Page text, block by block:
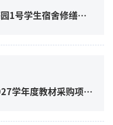
1号学生宿舍修缮项
学年度教材采购项目